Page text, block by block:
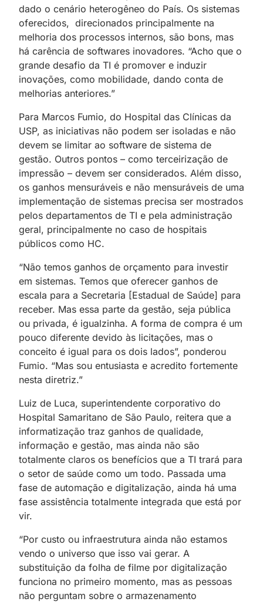
dado o cenário heterogêneo do País. Os sistemas
oferecidos, direcionados principalmente na
melhoria dos processos internos, são bons, mas
há carência de softwares inovadores. “Acho que o
grande desafio da TI é promover e induzir
inovações, como mobilidade, dando conta de
melhorias anteriores.”
Para Marcos Fumio, do Hospital das Clínicas da
USP, as iniciativas não podem ser isoladas e não
devem se limitar ao software de sistema de
gestão. Outros pontos – como terceirização de
impressão – devem ser considerados. Além disso,
os ganhos mensuráveis e não mensuráveis de uma
implementação de sistemas precisa ser mostrados
pelos departamentos de TI e pela administração
geral, principalmente no caso de hospitais
públicos como HC.
“Não temos ganhos de orçamento para investir
em sistemas. Temos que oferecer ganhos de
escala para a Secretaria [Estadual de Saúde] para
receber. Mas essa parte da gestão, seja pública
ou privada, é igualzinha. A forma de compra é um
pouco diferente devido às licitações, mas o
conceito é igual para os dois lados”, ponderou
Fumio. “Mas sou entusiasta e acredito fortemente
nesta diretriz.”
Luiz de Luca, superintendente corporativo do
Hospital Samaritano de São Paulo, reitera que a
informatização traz ganhos de qualidade,
informação e gestão, mas ainda não são
totalmente claros os benefícios que a TI trará para
o setor de saúde como um todo. Passada uma
fase de automação e digitalização, ainda há uma
fase assistência totalmente integrada que está por
vir.
“Por custo ou infraestrutura ainda não estamos
vendo o universo que isso vai gerar. A
substituição da folha de filme por digitalização
funciona no primeiro momento, mas as pessoas
não perguntam sobre o armazenamento